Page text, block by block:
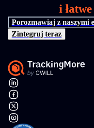
i
Porozmawiaj z naszymi
Zintegruj teraz